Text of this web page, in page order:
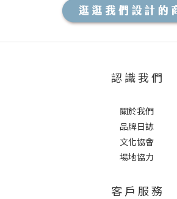
認 識 我 們
關於我們
品牌日誌
文化協會
場地協力
客 戶 服 務